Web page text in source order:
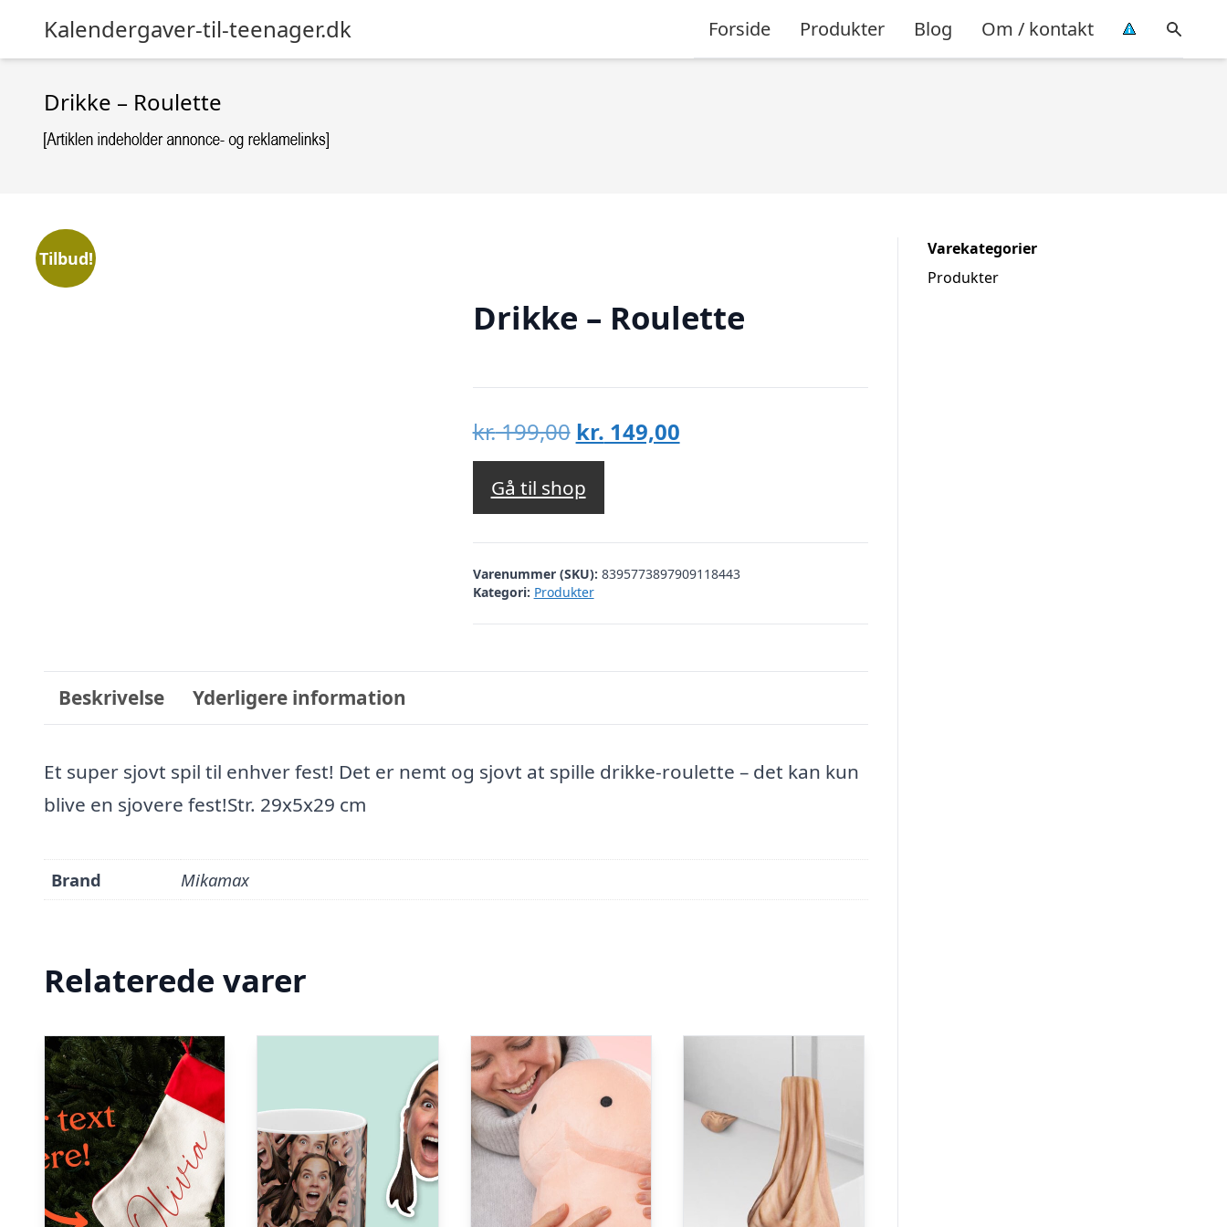
Kalendergaver-til-teenager.dk Forside Produkter Blog Om / kontakt
Drikke – Roulette
Tilbud!
Drikke – Roulette
kr.199,00 Den
oprindelige
pris
var:
kr. 199,00.
kr. 149,00Den
kr. 149,00.
Gå til shop
Varenummer (SKU): 8395773897909118443
Kategori: Produkter
Beskrivelse Yderligere information
Et super sjovt spil til enhver fest! Det er nemt og sjovt at spille drikke-roulette – det kan kun
blive en sjovere fest!Str. 29x5x29 cm
Brand Mikamax
Relaterede varer
Varekategorier
Produkter